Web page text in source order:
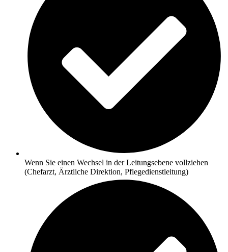
Wenn Sie einen Wechsel in der Leitungsebene vollziehen
(Chefarzt, Ärztliche Direktion, Pflegedienstleitung)